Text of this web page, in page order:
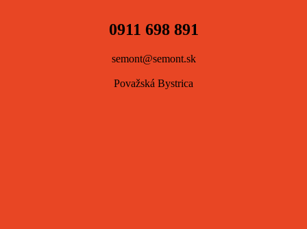
0911 698 891
semont@semont.sk
Považská Bystrica